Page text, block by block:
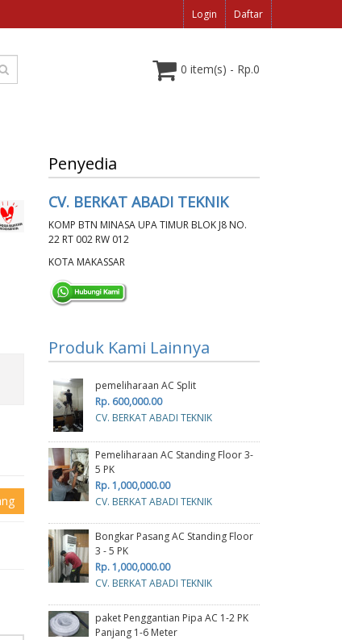
Login Daftar
0 item(s) - Rp.0
Penyedia
CV. BERKAT ABADI TEKNIK
KOMP BTN MINASA UPA TIMUR BLOK J8 NO.
22 RT 002 RW 012
KOTA MAKASSAR
Produk Kami Lainnya
pemeliharaan AC Split
Rp. 600,000.00
CV. BERKAT ABADI TEKNIK
Pemeliharaan AC Standing Floor 3-
5 PK
Rp. 1,000,000.00
CV. BERKAT ABADI TEKNIK
Bongkar Pasang AC Standing Floor
3 - 5 PK
Rp. 1,000,000.00
CV. BERKAT ABADI TEKNIK
paket Penggantian Pipa AC 1-2 PK
Panjang 1-6 Meter